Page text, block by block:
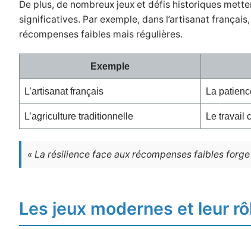
De plus, de nombreux jeux et défis historiques
significatives. Par exemple, dans l’artisanat
récompenses faibles mais régulières.
Exemple
L’artisanat français La
L’agriculture traditionnelle Le travail
« La résilience face aux récompenses faibles
Les jeux modernes et leur